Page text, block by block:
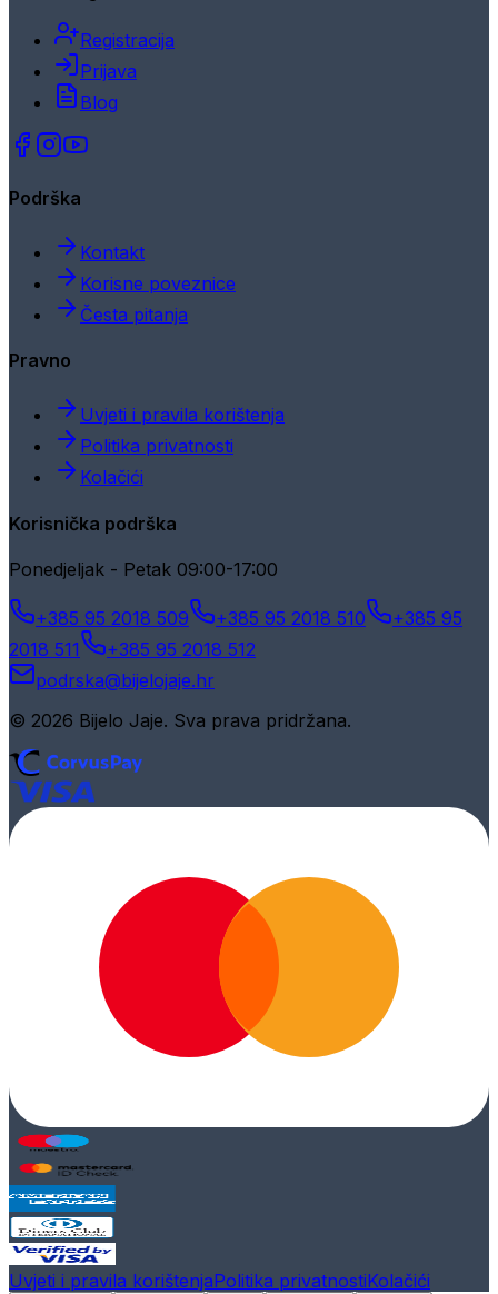
Registracija
Prijava
Blog
Podrška
Kontakt
Korisne poveznice
Česta pitanja
Pravno
Uvjeti i pravila korištenja
Politika privatnosti
Kolačići
Korisnička podrška
Ponedjeljak - Petak 09:00-17:00
+385 95 2018 509 +385 95 2018 510
+385 95
2018 511
+385 95 2018 512
podrska@bijelojaje.hr
© 2026 Bijelo Jaje. Sva prava pridržana.
Uvjeti i pravila korištenjaPolitika privatnostiKolačići